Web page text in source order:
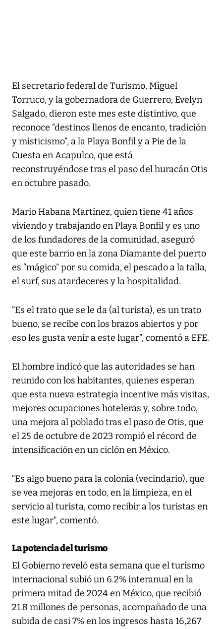
El secretario federal de Turismo, Miguel
Torruco, y la gobernadora de Guerrero, Evelyn
Salgado, dieron este mes este distintivo, que
reconoce “destinos llenos de encanto, tradición
y misticismo”, a la Playa Bonfil y a Pie de la
Cuesta en Acapulco, que está
reconstruyéndose tras el paso del huracán Otis
en octubre pasado.
Mario Habana Martínez, quien tiene 41 años
viviendo y trabajando en Playa Bonfil y es uno
de los fundadores de la comunidad, aseguró
que este barrio en la zona Diamante del puerto
es “mágico” por su comida, el pescado a la talla,
el surf, sus atardeceres y la hospitalidad.
“Es el trato que se le da (al turista), es un trato
bueno, se recibe con los brazos abiertos y por
eso les gusta venir a este lugar”, comentó a EFE.
El hombre indicó que las autoridades se han
reunido con los habitantes, quienes esperan
que esta nueva estrategia incentive más visitas,
mejores ocupaciones hoteleras y, sobre todo,
una mejora al poblado tras el paso de Otis, que
el 25 de octubre de 2023 rompió el récord de
intensificación en un ciclón en México.
“Es algo bueno para la colonia (vecindario), que
se vea mejoras en todo, en la limpieza, en el
servicio al turista, como recibir a los turistas en
este lugar”, comentó.
La potencia del turismo
El Gobierno reveló esta semana que el turismo
internacional subió un 6.2% interanual en la
primera mitad de 2024 en México, que recibió
21.8 millones de personas, acompañado de una
subida de casi 7% en los ingresos hasta 16,267